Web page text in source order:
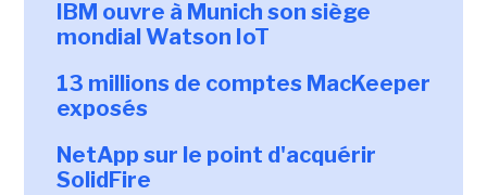
IBM ouvre à Munich son siège
mondial Watson IoT
13 millions de comptes MacKeeper
exposés
NetApp sur le point d'acquérir
SolidFire